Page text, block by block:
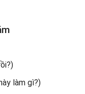
làm gì?)